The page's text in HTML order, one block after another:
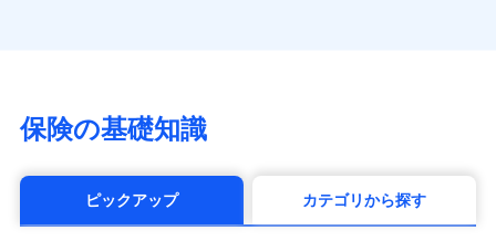
マニュライフ生命保険株式会社
（https://www.manulife.co.jp/）
（https://www.msa-life.co.jp/）
メットライフ生命株式会社(https://www.metlife.co.jp/)
保険の基礎知識
ピックアップ カテゴリから探す